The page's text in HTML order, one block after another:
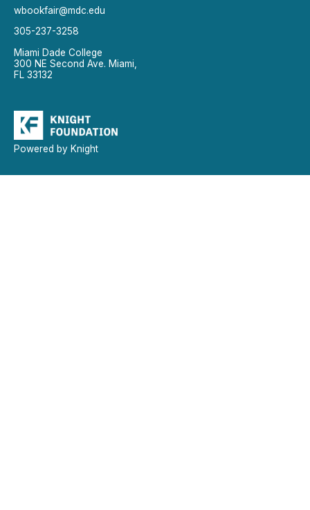
wbookfair@mdc.edu
305-237-3258
Miami Dade College
300 NE Second Ave. Miami,
FL 33132
Powered by Knight